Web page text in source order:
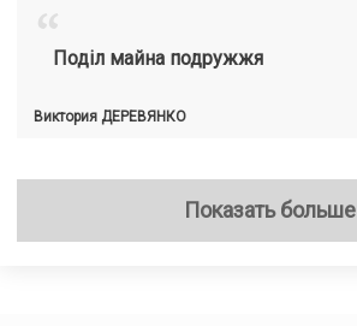
“Поділ майна подружжя
Виктория ДЕРЕВЯНКО
Показать больше